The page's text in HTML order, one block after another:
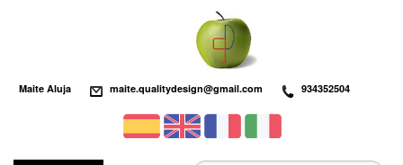
Maite Aluja maite.qualitydesign@gmail.com 934352504